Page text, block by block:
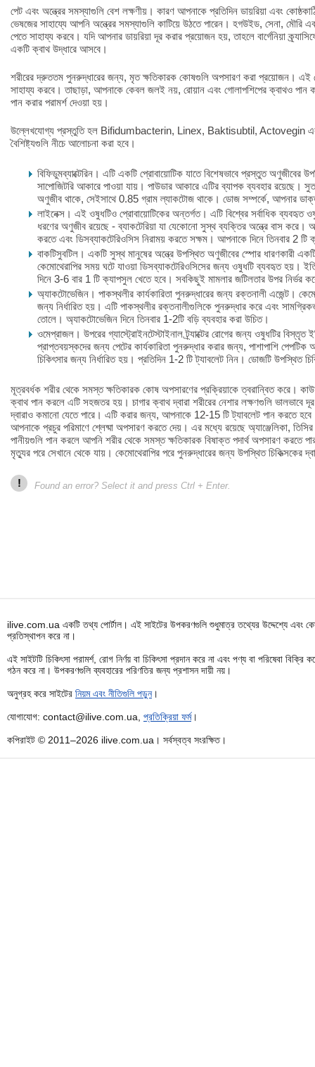
পেট এবং অন্ত্রের সমস্যাগুলি বেশ লক্ষণীয়। কারণ আপনাকে প্রতিদিন ডায়রিয়া এবং
ভেষজের সাহায্যে আপনি অন্ত্রের সমস্যাগুলি কাটিয়ে উঠতে পারেন। হগউইড, সেনা, মৌরি
পেতে সাহায্য করবে। যদি আপনার ডায়রিয়া দূর করার প্রয়োজন হয়, তাহলে বার্গেনিয়া
একটি ক্বাথ উদ্ধারে আসবে।
শরীরের দ্রুততম পুনরুদ্ধারের জন্য, মৃত ক্ষতিকারক কোষগুলি অপসারণ করা প্রয়োজন। এই
সাহায্য করবে। তাছাড়া, আপনাকে কেবল জলই নয়, রোয়ান এবং গোলাপশিপের ক্বাথও পান
পান করার পরামর্শ দেওয়া হয়।
উল্লেখযোগ্য প্রস্তুতি হল Bifidumbacterin, Linex, Baktisubtil, Actovegin
বৈশিষ্ট্যগুলি নীচে আলোচনা করা হবে।
বিফিডুমব্যাক্টেরিন। এটি একটি প্রোবায়োটিক যাতে বিশেষভাবে প্রস্তুত অণুজীবের
সাপোজিটরি আকারে পাওয়া যায়। পাউডার আকারে এটির ব্যাপক ব্যবহার রয়েছে।
অণুজীব থাকে, সেইসাথে 0.85 গ্রাম ল্যাকটোজ থাকে। ডোজ সম্পর্কে, আপনার
লাইনেক্স। এই ওষুধটিও প্রোবায়োটিকের অন্তর্গত। এটি বিশ্বের সর্বাধিক ব্যবহৃত
ধরণের অণুজীব রয়েছে - ব্যাকটেরিয়া যা যেকোনো সুস্থ ব্যক্তির অন্ত্রে বাস
করতে এবং ডিসব্যাকটেরিওসিস নিরাময় করতে সক্ষম। আপনাকে দিনে তিনবার 2 টি
বাকটিসুবটিল। একটি সুস্থ মানুষের অন্ত্রে উপস্থিত অণুজীবের স্পোর ধারণকারী
কেমোথেরাপির সময় ঘটে যাওয়া ডিসব্যাকটেরিওসিসের জন্য ওষুধটি ব্যবহৃত হয়।
দিনে 3-6 বার 1 টি ক্যাপসুল খেতে হবে। সবকিছুই মামলার জটিলতার উপর নির্ভর
অ্যাকটোভেজিন। পাকস্থলীর কার্যকারিতা পুনরুদ্ধারের জন্য রক্তনালী এজেন্ট।
জন্য নির্ধারিত হয়। এটি পাকস্থলীর রক্তনালীগুলিকে পুনরুদ্ধার করে এবং
তোলে। অ্যাকটোভেজিন দিনে তিনবার 1-2টি বড়ি ব্যবহার করা উচিত।
ওমেপ্রাজল। উপরের গ্যাস্ট্রোইনটেস্টাইনাল ট্র্যাক্টের রোগের জন্য ওষুধটির বিস্তৃত
প্রাপ্তবয়স্কদের জন্য পেটের কার্যকারিতা পুনরুদ্ধার করার জন্য, পাশাপাশি পেপটিক
চিকিৎসার জন্য নির্ধারিত হয়। প্রতিদিন 1-2 টি ট্যাবলেট নিন। ডোজটি উপস্থিত
মূত্রবর্ধক শরীর থেকে সমস্ত ক্ষতিকারক কোষ অপসারণের প্রক্রিয়াকে ত্বরান্বিত করে।
ক্বাথ পান করলে এটি সহজতর হয়। চাগার ক্বাথ দ্বারা শরীরের নেশার লক্ষণগুলি ভালভাবে
দ্বারাও কমানো যেতে পারে। এটি করার জন্য, আপনাকে 12-15 টি ট্যাবলেট পান করতে
আপনাকে প্রচুর পরিমাণে শ্লেষ্মা অপসারণ করতে দেয়। এর মধ্যে রয়েছে অ্যাঞ্জেলিকা,
পানীয়গুলি পান করলে আপনি শরীর থেকে সমস্ত ক্ষতিকারক বিষাক্ত পদার্থ অপসারণ করতে
মৃত্যুর পরে সেখানে থেকে যায়। কেমোথেরাপির পরে পুনরুদ্ধারের জন্য উপস্থিত চিকিত্সকের
! Found an error? Select it and press Ctrl + Enter.
ilive.com.ua একটি তথ্য পোর্টাল। এই সাইটের উপকরণগুলি শুধুমাত্র তথ্যের উদ্দেশ্যে এবং
প্রতিস্থাপন করে না।
এই সাইটটি চিকিৎসা পরামর্শ, রোগ নির্ণয় বা চিকিৎসা প্রদান করে না এবং পণ্য বা পরিষেবা
গঠন করে না। উপকরণগুলি ব্যবহারের পরিণতির জন্য প্রশাসন দায়ী নয়।
অনুগ্রহ করে সাইটের নিয়ম এবং নীতিগুলি পড়ুন।
যোগাযোগ: contact@ilive.com.ua, প্রতিক্রিয়া ফর্ম।
কপিরাইট © 2011–2026 ilive.com.ua। সর্বস্বত্ব সংরক্ষিত।